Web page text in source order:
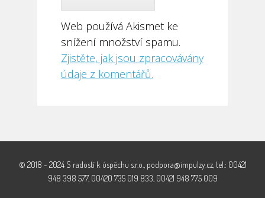
Web používá Akismet ke
snížení množství spamu.
Zjistěte, jak jsou zpracovávány
údaje z komentářů.
© 2018 - 2024 S radostí k úspěchu s.r.o., podpora@impulzy.cz, tel.: 00421
948 398 577, 00420 735 019 833, 00421 948 775 009